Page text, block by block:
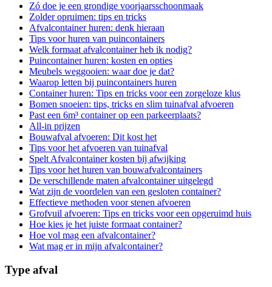
Zó doe je een grondige voorjaarsschoonmaak
Zolder opruimen: tips en tricks
Afvalcontainer huren: denk hieraan
Tips voor huren van puincontainers
Welk formaat afvalcontainer heb ik nodig?
Puincontainer huren: kosten en opties
Meubels weggooien: waar doe je dat?
Waarop letten bij puincontainers huren
Container huren: Tips en tricks voor een zorgeloze klus
Bomen snoeien: tips, tricks en slim tuinafval afvoeren
Past een 6m³ container op een parkeerplaats?
All-in prijzen
Bouwafval afvoeren: Dit kost het
Tips voor het afvoeren van tuinafval
Spelt Afvalcontainer kosten bij afwijking
Tips voor het huren van bouwafvalcontainers
De verschillende maten afvalcontainer uitgelegd
Wat zijn de voordelen van een gesloten container?
Effectieve methoden voor stenen afvoeren
Grofvuil afvoeren: Tips en tricks voor een opgeruimd huis
Hoe kies je het juiste formaat container?
Hoe vol mag een afvalcontainer?
Wat mag er in mijn afvalcontainer?
Type afval